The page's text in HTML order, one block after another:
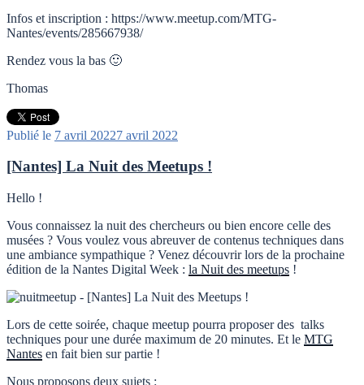
Infos et inscription : https://www.meetup.com/MTG-
Nantes/events/285667938/
Rendez vous la bas 🙂
Thomas
Publié le 7 avril 20227 avril 2022
[Nantes] La Nuit des Meetups !
Hello !
Vous connaissez la nuit des chercheurs ou bien encore celle des
musées ? Vous voulez vous abreuver de contenus techniques dans
une ambiance sympathique ? Venez découvrir lors de la prochaine
édition de la Nantes Digital Week : la Nuit des meetups !
Lors de cette soirée, chaque meetup pourra proposer des talks
techniques pour une durée maximum de 20 minutes. Et le MTG
Nantes en fait bien sur partie !
Nous proposons deux sujets :